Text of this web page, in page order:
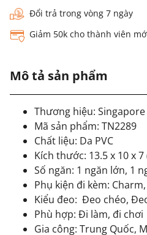
Đổi trả trong vòng 7 ngày
Giảm 50k cho thành viên
Mô tả sản phẩm
Thương hiệu: Singapore
Mã sản phẩm: TN2289
Chất liệu: Da PVC
Kích thước: 13.5 x 10 x 7
Số ngăn: 1 ngăn lớn, 1
Phụ kiện đi kèm:
Kiểu đeo: Đeo chéo,
Phù hợp: Đi làm, đi chơi
Gia công: Trung Quốc,